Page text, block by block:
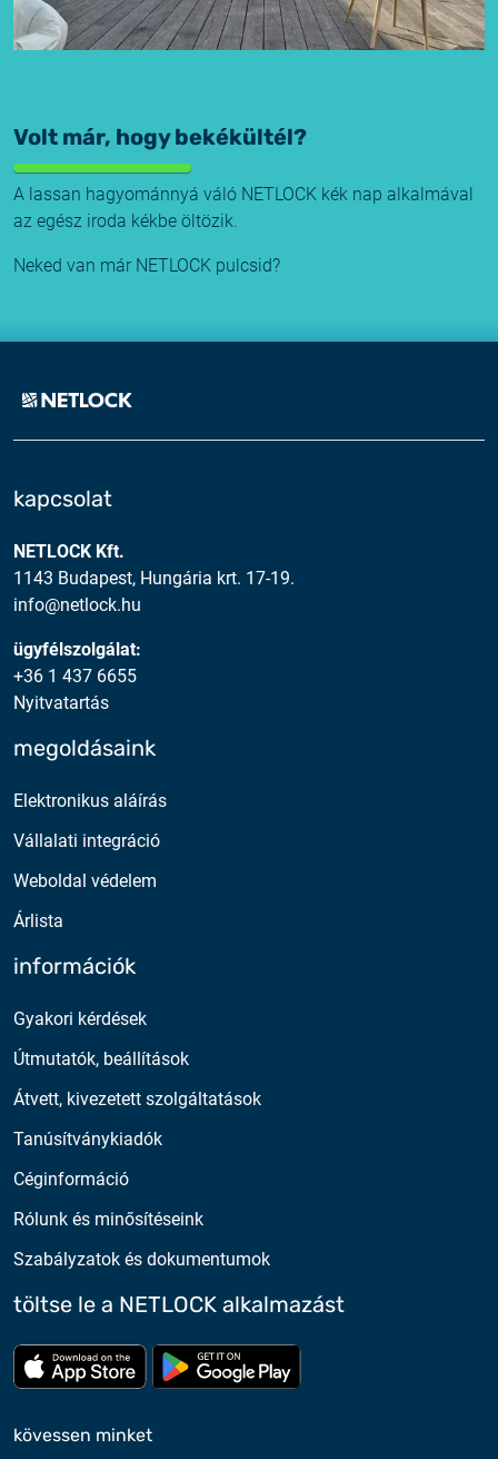
Volt már, hogy bekékültél?
A lassan hagyománnyá váló NETLOCK kék nap alkalmával
az egész iroda kékbe öltözik.
Neked van már NETLOCK pulcsid?
kapcsolat
NETLOCK Kft.
1143 Budapest, Hungária krt. 17-19.
info@netlock.hu
ügyfélszolgálat:
+36 1 437 6655
Nyitvatartás
megoldásaink
Elektronikus aláírás
Vállalati integráció
Weboldal védelem
Árlista
információk
Gyakori kérdések
Útmutatók, beállítások
Átvett, kivezetett szolgáltatások
Tanúsítványkiadók
Céginformáció
Rólunk és minősítéseink
Szabályzatok és dokumentumok
töltse le a NETLOCK alkalmazást
Töltse le az App Store-bólTöltse le a google play-
kövessen minket